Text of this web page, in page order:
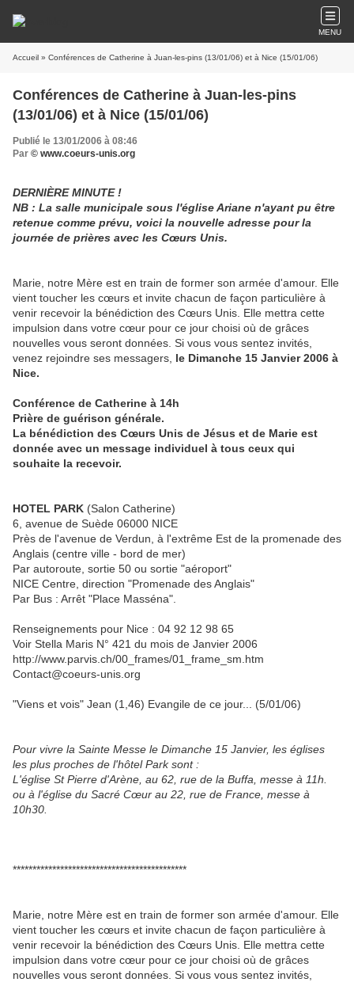
MENU
Accueil » Conférences de Catherine à Juan-les-pins (13/01/06) et à Nice (15/01/06)
Conférences de Catherine à Juan-les-pins
(13/01/06) et à Nice (15/01/06)
Publié le 13/01/2006 à 08:46
Par © www.coeurs-unis.org
DERNIÈRE MINUTE !
NB : La salle municipale sous l'église Ariane n'ayant pu être
retenue comme prévu, voici la nouvelle adresse pour la
journée de prières avec les Cœurs Unis.
Marie, notre Mère est en train de former son armée d'amour. Elle
vient toucher les cœurs et invite chacun de façon particulière à
venir recevoir la bénédiction des Cœurs Unis. Elle mettra cette
impulsion dans votre cœur pour ce jour choisi où de grâces
nouvelles vous seront données. Si vous vous sentez invités,
venez rejoindre ses messagers, le Dimanche 15 Janvier 2006 à
Nice.
Conférence de Catherine à 14h
Prière de guérison générale.
La bénédiction des Cœurs Unis de Jésus et de Marie est
donnée avec un message individuel à tous ceux qui
souhaite la recevoir.
HOTEL PARK (Salon Catherine)
6, avenue de Suède 06000 NICE
Près de l'avenue de Verdun, à l'extrême Est de la promenade des
Anglais (centre ville - bord de mer)
Par autoroute, sortie 50 ou sortie "aéroport"
NICE Centre, direction "Promenade des Anglais"
Par Bus : Arrêt "Place Masséna".
Renseignements pour Nice : 04 92 12 98 65
Voir Stella Maris N° 421 du mois de Janvier 2006
http://www.parvis.ch/00_frames/01_frame_sm.htm
Contact@coeurs-unis.org
"Viens et vois" Jean (1,46) Evangile de ce jour... (5/01/06)
Pour vivre la Sainte Messe le Dimanche 15 Janvier, les églises
les plus proches de l'hôtel Park sont :
L'église St Pierre d'Arène, au 62, rue de la Buffa, messe à 11h.
ou à l'église du Sacré Cœur au 22, rue de France, messe à
10h30.
********************************************
Marie, notre Mère est en train de former son armée d'amour. Elle
vient toucher les cœurs et invite chacun de façon particulière à
venir recevoir la bénédiction des Cœurs Unis. Elle mettra cette
impulsion dans votre cœur pour ce jour choisi où de grâces
nouvelles vous seront données. Si vous vous sentez invités,